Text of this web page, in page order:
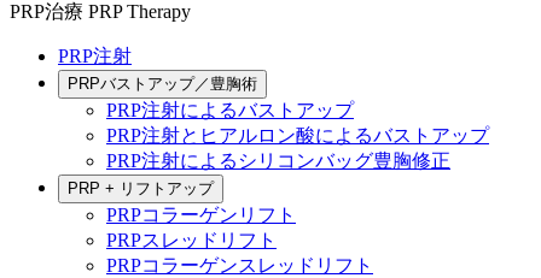
PRP治療 PRP Therapy
PRP注射
PRPバストアップ／豊胸術
PRP注射によるバストアップ
PRP注射とヒアルロン酸によるバストアップ
PRP注射によるシリコンバッグ豊胸修正
PRP + リフトアップ
PRPコラーゲンリフト
PRPスレッドリフト
PRPコラーゲンスレッドリフト